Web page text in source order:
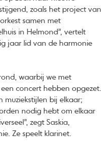
zoals het project van
samen met
in Helmond”, vertelt
jaar lid van de harmonie
waarbij we met
concert hebben opgezet.
muziekstijlen bij elkaar;
nodig hebt om elkaar
zegt Saskia,
Ze speelt klarinet.